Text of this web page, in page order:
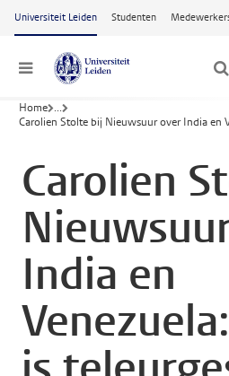
Ga naar hoofdinhoud
Universiteit Leiden Studenten
Menu
Home ...
Carolien Stolte bij Nieuwsuur over India en
Carolien
India en